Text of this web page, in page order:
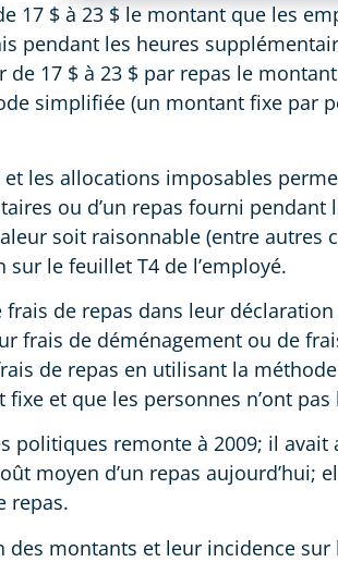
17 $ à 23 $ le montant que les
pendant les heures
de 17 $ à 23 $ par repas le
simplifiée (un montant fixe par
les allocations imposables
ou d’un repas fourni
soit raisonnable (entre autres
le feuillet T4 de l’employé.
de repas dans leur
frais de déménagement ou de
de repas en utilisant la
et que les personnes n’ont
politiques remonte à 2009; il
moyen d’un repas
repas.
des montants et leur incidence